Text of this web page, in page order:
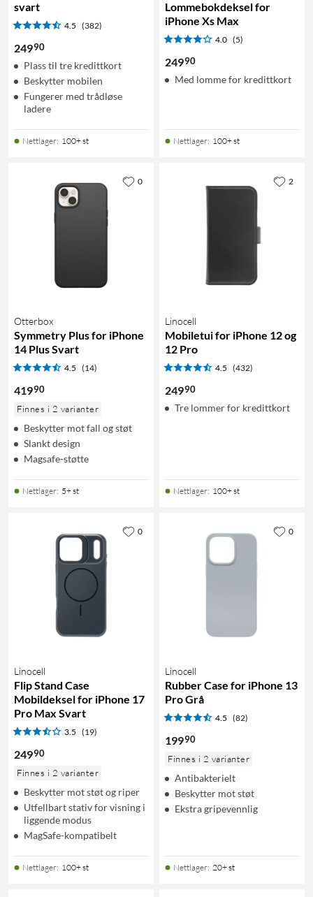
svart
4.5 (382)
24990
Plass til tre kredittkort
Beskytter mobilen
Fungerer med trådløse
ladere
Nettlager: 100+ st
Lommebokdeksel for
iPhone Xs Max
4.0 (5)
24990
Med lomme for kredittkort
Nettlager: 100+ st
Otterbox
Symmetry Plus for iPhone
14 Plus Svart
4.5 (14)
41990
Finnes i 2 varianter
Beskytter mot fall og støt
Slankt design
Magsafe-støtte
Nettlager: 5+ st
0
Linocell
Mobiletui for iPhone 12 og
12 Pro
4.5 (432)
24990
Tre lommer for kredittkort
Nettlager: 100+ st
2
Linocell
Flip Stand Case
Mobildeksel for iPhone 17
Pro Max Svart
3.5 (19)
24990
Finnes i 2 varianter
Beskytter mot støt og riper
Utfellbart stativ for visning i
liggende modus
MagSafe-kompatibelt
Nettlager: 100+ st
0
Linocell
Rubber Case for iPhone 13
Pro Grå
4.5 (82)
19990
Finnes i 2 varianter
Antibakterielt
Beskytter mot støt
Ekstra gripevennlig
Nettlager: 20+ st
0